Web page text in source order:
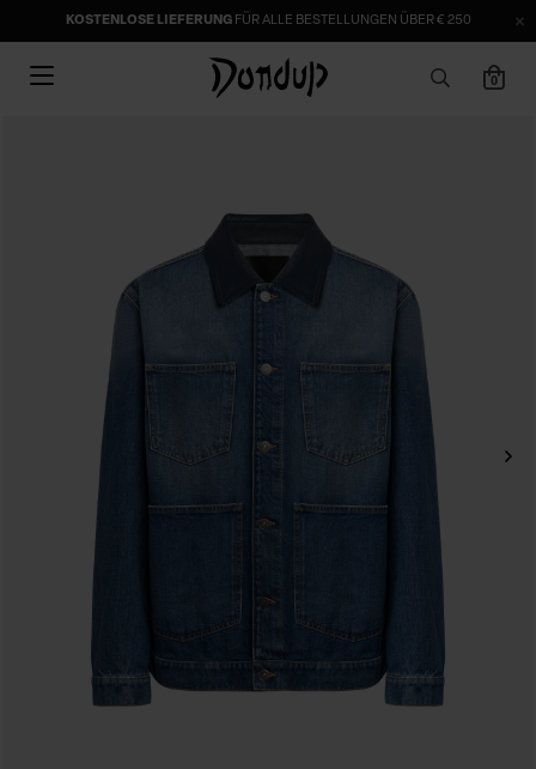
KOSTENLOSE LIEFERUNGFÜR ALLE BESTELLUNGEN ÜBER € 250
0